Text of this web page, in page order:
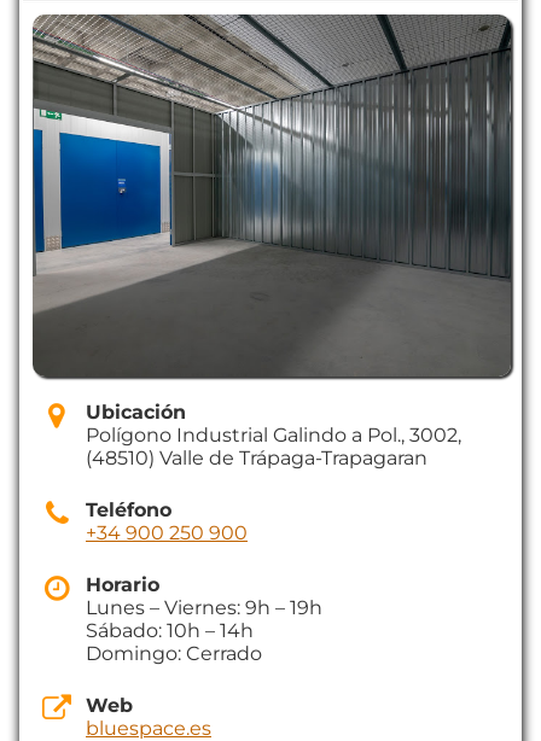
Ubicación
Polígono Industrial Galindo a Pol., 3002,
(48510) Valle de Trápaga-Trapagaran
Teléfono
+34 900 250 900
Horario
Lunes – Viernes: 9h – 19h
Sábado: 10h – 14h
Domingo: Cerrado
Web
bluespace.es